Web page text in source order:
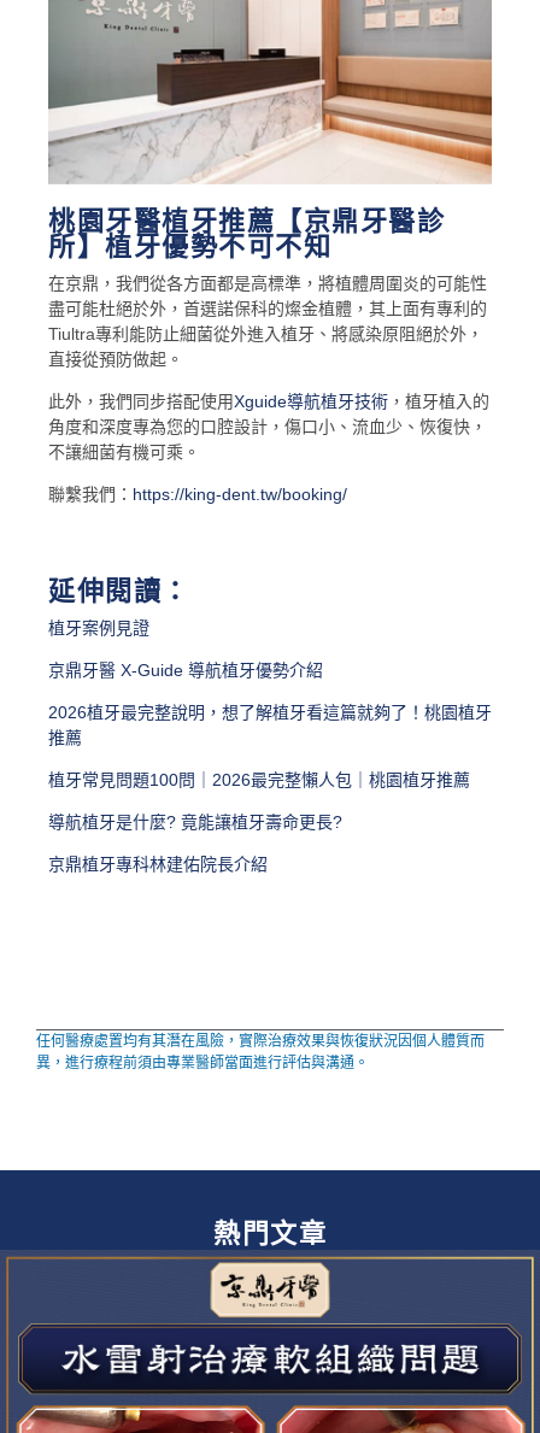
桃園牙醫植牙推薦【京鼎牙醫診
所】植牙優勢不可不知
在京鼎，我們從各方面都是高標準，將植體周圍炎的可能性
盡可能杜絕於外，首選諾保科的燦金植體，其上面有專利的
Tiultra專利能防止細菌從外進入植牙、將感染原阻絕於外，
直接從預防做起。
此外，我們同步搭配使用Xguide導航植牙技術 ，植牙植入的
角度和深度專為您的口腔設計，傷口小、流血少、恢復快，
不讓細菌有機可乘。
聯繫我們： https://king-dent.tw/booking/
延伸閱讀：
植牙案例見證
京鼎牙醫 X-Guide 導航植牙優勢介紹
2026植牙最完整說明，想了解植牙看這篇就夠了！桃園植牙
推薦
植牙常見問題100問｜2026最完整懶人包｜桃園植牙推薦
導航植牙是什麼? 竟能讓植牙壽命更長?
京鼎植牙專科林建佑院長介紹
任何醫療處置均有其潛在風險，實際治療效果與恢復狀況因個人體質而
異，進行療程前須由專業醫師當面進行評估與溝通。
熱門文章